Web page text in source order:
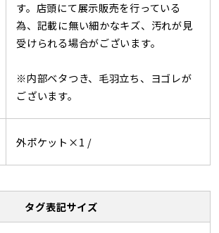
す。店頭にて展示販売を行っている
為、記載に無い細かなキズ、汚れが見
受けられる場合がございます。
※内部ベタつき、毛羽立ち、ヨゴレが
ございます。
外ポケット×1 /
タグ表記サイズ